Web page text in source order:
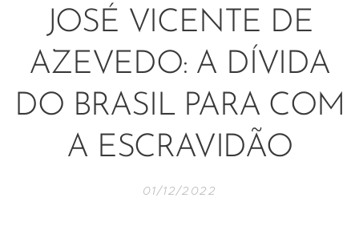
JOSÉ VICENTE DE
AZEVEDO: A DÍVIDA
DO BRASIL PARA COM
A ESCRAVIDÃO
01/12/2022